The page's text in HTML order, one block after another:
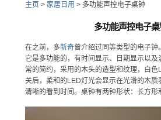
主页 > 家居日用 > 多功能声控电子桌钟
多功能声控电子桌
在之前，多新奇曾介绍过同等类型的电子钟
它是多功能的，有时间显示、日期显示以
常的简约，采用的木头的造型和纹理，白
关后，柔和的LED灯光会显示在光滑的木质
清晰的看到时间。桌钟有两钟形状：长方形